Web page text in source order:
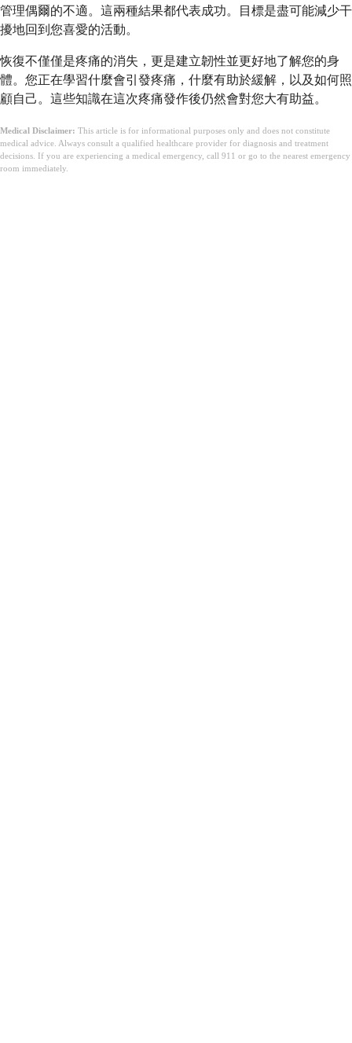
管理偶爾的不適。這兩種結果都代表成功。目標是盡可能減少干
擾地回到您喜愛的活動。
恢復不僅僅是疼痛的消失，更是建立韌性並更好地了解您的身
體。您正在學習什麼會引發疼痛，什麼有助於緩解，以及如何照
顧自己。這些知識在這次疼痛發作後仍然會對您大有助益。
Medical Disclaimer: This article is for informational purposes only and does not constitute
medical advice. Always consult a qualified healthcare provider for diagnosis and treatment
decisions. If you are experiencing a medical emergency, call 911 or go to the nearest emergency
room immediately.